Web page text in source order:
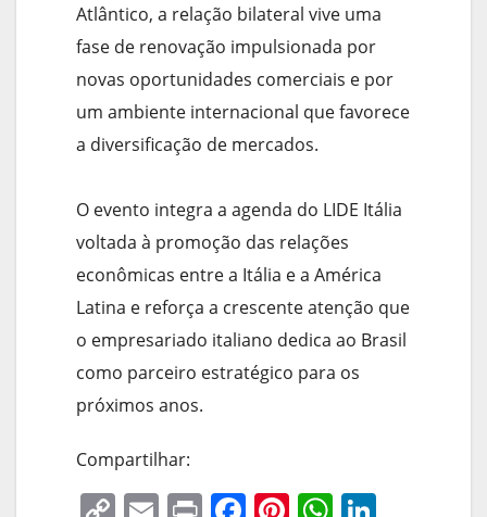
Atlântico, a relação bilateral vive uma
fase de renovação impulsionada por
novas oportunidades comerciais e por
um ambiente internacional que favorece
a diversificação de mercados.
O evento integra a agenda do LIDE Itália
voltada à promoção das relações
econômicas entre a Itália e a América
Latina e reforça a crescente atenção que
o empresariado italiano dedica ao Brasil
como parceiro estratégico para os
próximos anos.
Compartilhar: